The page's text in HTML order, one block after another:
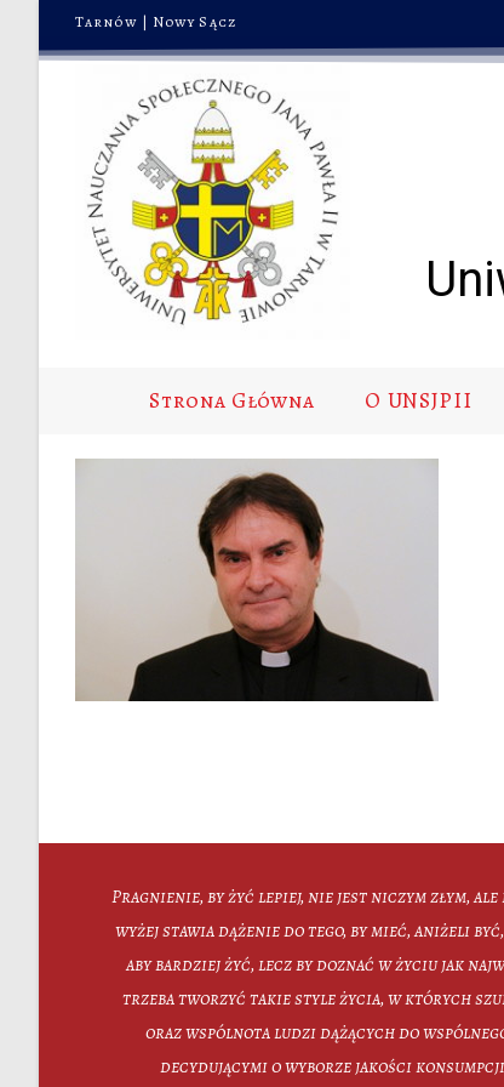
Tarnów | Nowy Sącz
Strona Główna O UNSJPII
Pragnienie, by żyć lepiej, nie jest niczym złym,
wyżej stawia dążenie do tego, by mieć, aniżeli
aby bardziej żyć, lecz by doznać w życiu jak
trzeba tworzyć takie style życia, w których
oraz wspólnota ludzi dążących do
decydującymi o wyborze jakości